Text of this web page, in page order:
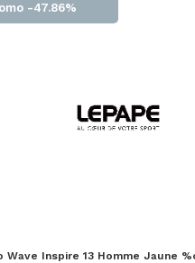
-47.86%
Wave Inspire 13 Homme Jaune